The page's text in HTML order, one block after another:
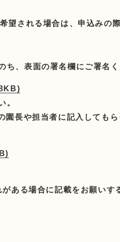
される場合は、申込みの
、表面の署名欄にご署名く
。
長や担当者に記入しても
ある場合に記載をお願いす